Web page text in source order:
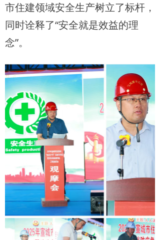
市住建领域安全生产树立了标杆，
同时诠释了“安全就是效益的理
念”。